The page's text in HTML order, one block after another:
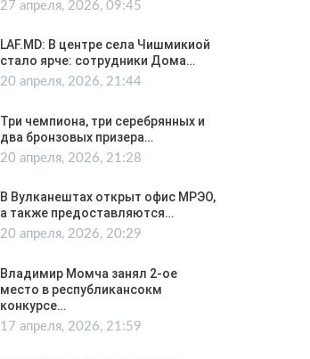
27 апреля, 2026, 09:45
LAF.MD: В центре села Чишмикиой
стало ярче: сотрудники Дома…
20 апреля, 2026, 21:44
Три чемпиона, три серебрянных и
два бронзовых призера…
20 апреля, 2026, 21:28
В Вулканештах открыт офис МРЭО,
а также предоставляются…
20 апреля, 2026, 20:29
Владимир Момча занял 2-ое
место в республикансокм
конкурсе…
17 апреля, 2026, 21:59